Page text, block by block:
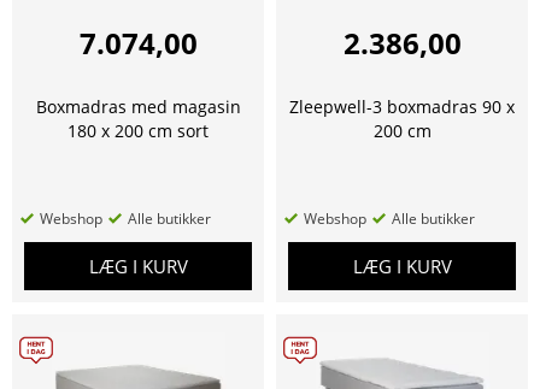
7.074,00
Boxmadras med magasin
180 x 200 cm sort
Webshop Alle butikker
LÆG I KURV
2.386,00
Zleepwell-3 boxmadras 90 x
200 cm
Webshop Alle butikker
LÆG I KURV